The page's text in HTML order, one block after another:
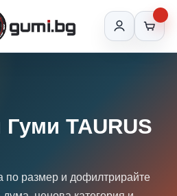
TAURUS
по размер и дофилтрирайте